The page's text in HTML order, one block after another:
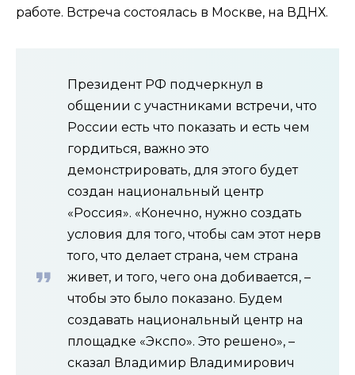
работе. Встреча состоялась в Москве, на ВДНХ.
Президент РФ подчеркнул в
общении с участниками встречи, что
России есть что показать и есть чем
гордиться, важно это
демонстрировать, для этого будет
создан национальный центр
«Россия». «Конечно, нужно создать
условия для того, чтобы сам этот нерв
того, что делает страна, чем страна
живет, и того, чего она добивается, –
чтобы это было показано. Будем
создавать национальный центр на
площадке «Экспо». Это решено», –
сказал Владимир Владимирович